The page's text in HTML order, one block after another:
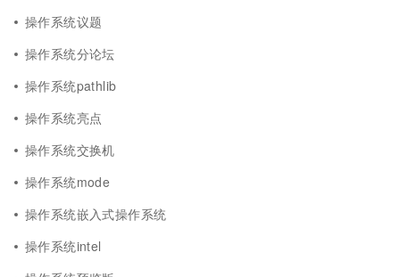
操作系统议题
操作系统分论坛
操作系统pathlib
操作系统亮点
操作系统交换机
操作系统mode
操作系统嵌入式操作系统
操作系统intel